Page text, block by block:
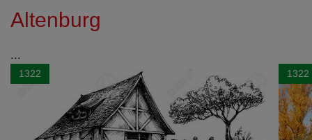
Altenburg
...
1322 1322